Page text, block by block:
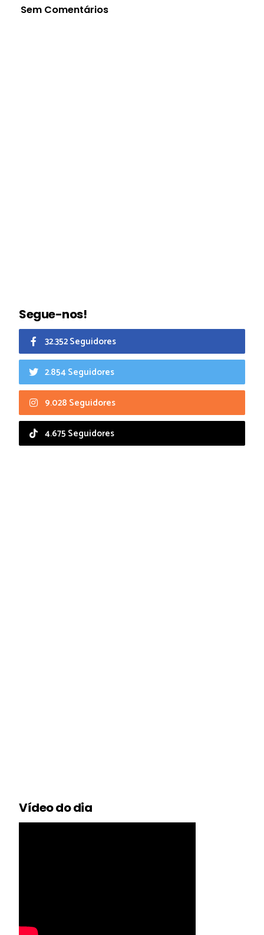
Sem Comentários
Segue-nos!
32.352 Seguidores
2.854 Seguidores
9.028 Seguidores
4.675 Seguidores
Vídeo do dia